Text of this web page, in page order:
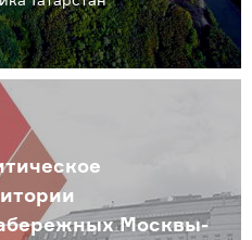
Москвы-